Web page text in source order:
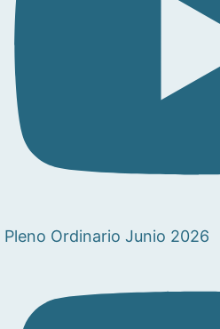
Pleno Ordinario Junio 2026